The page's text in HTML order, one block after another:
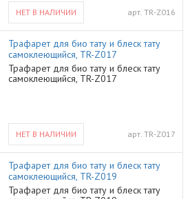
НЕТ В НАЛИЧИИ арт. TR-Z016
Трафарет для био тату и блеск тату
самоклеющийся, TR-Z017
Трафарет для био тату и блеск тату
самоклеющийся, TR-Z017
НЕТ В НАЛИЧИИ арт. TR-Z017
Трафарет для био тату и блеск тату
самоклеющийся, TR-Z019
Трафарет для био тату и блеск тату